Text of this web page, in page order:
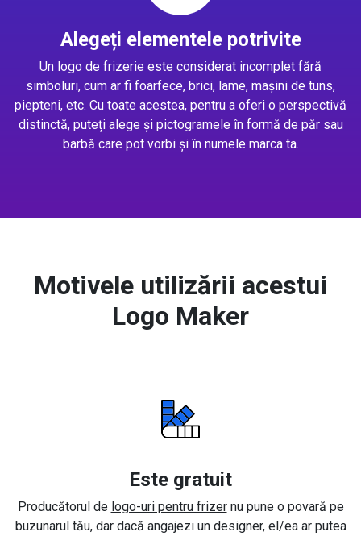
Alegeți elementele potrivite
Un logo de frizerie este considerat incomplet fără
simboluri, cum ar fi foarfece, brici, lame, mașini de tuns,
piepteni, etc. Cu toate acestea, pentru a oferi o perspectivă
distinctă, puteți alege și pictogramele în formă de păr sau
barbă care pot vorbi și în numele marca ta.
Motivele utilizării acestui
Logo Maker
Este gratuit
Producătorul de logo-uri pentru frizernu pune o povară pe
buzunarul tău, dar dacă angajezi un designer, el/ea ar putea